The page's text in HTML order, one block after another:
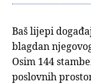
Baš lijepi
blagdan
Osim 144
poslovnih